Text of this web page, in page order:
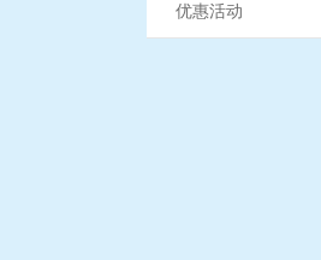
优惠活动